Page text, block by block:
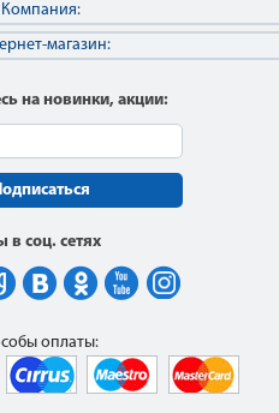
Компания:
магазин:
на новинки, акции:
в соц. сетях
оплаты: